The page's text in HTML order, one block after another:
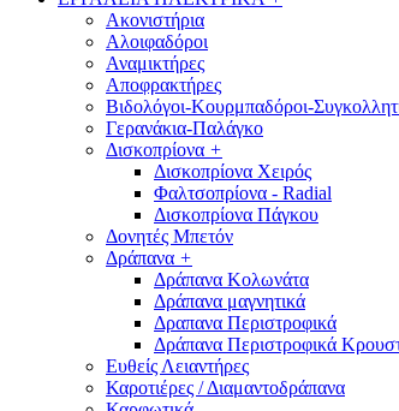
Ακονιστήρια
Αλοιφαδόροι
Αναμικτήρες
Αποφρακτήρες
Βιδολόγοι-Κουρμπαδόροι-
Γερανάκια-Παλάγκο
Δισκοπρίονα +
Δισκοπρίονα Χειρός
Φαλτσοπρίονα - Radial
Δισκοπρίονα Πάγκου
Δονητές Μπετόν
Δράπανα +
Δράπανα Κολωνάτα
Δράπανα μαγνητικά
Δραπανα Περιστροφικά
Δράπανα Περιστροφικά
Ευθείς Λειαντήρες
Καροτιέρες / Διαμαντοδράπανα